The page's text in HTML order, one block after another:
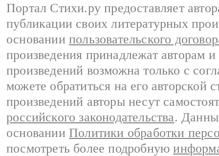
Портал Стихи.ру предоставляет
публикации своих литературных
основании пользовательского
произведения принадлежат авторам
произведений возможна только с
можете обратиться на его авторской
произведений авторы несут
российского законодательства.
основании Политики обработки
посмотреть более подробную